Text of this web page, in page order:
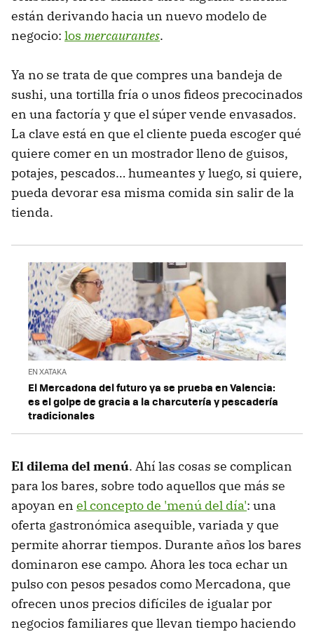
están derivando hacia un nuevo modelo de
negocio: los mercaurantes.
Ya no se trata de que compres una bandeja de
sushi, una tortilla fría o unos fideos precocinados
en una factoría y que el súper vende envasados.
La clave está en que el cliente pueda escoger qué
quiere comer en un mostrador lleno de guisos,
potajes, pescados… humeantes y luego, si quiere,
pueda devorar esa misma comida sin salir de la
tienda.
EN XATAKA
El Mercadona del futuro ya se prueba en Valencia:
es el golpe de gracia a la charcutería y pescadería
tradicionales
El dilema del menú. Ahí las cosas se complican
para los bares, sobre todo aquellos que más se
apoyan en el concepto de 'menú del día': una
oferta gastronómica asequible, variada y que
permite ahorrar tiempos. Durante años los bares
dominaron ese campo. Ahora les toca echar un
pulso con pesos pesados como Mercadona, que
ofrecen unos precios difíciles de igualar por
negocios familiares que llevan tiempo haciendo